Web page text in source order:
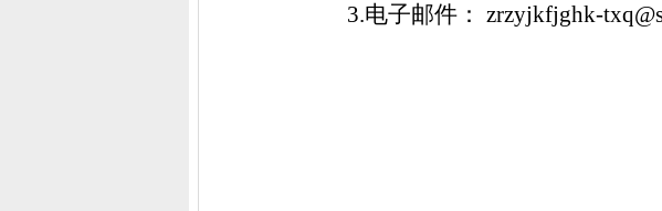
3.电子邮件： zrzyjkfjghk-